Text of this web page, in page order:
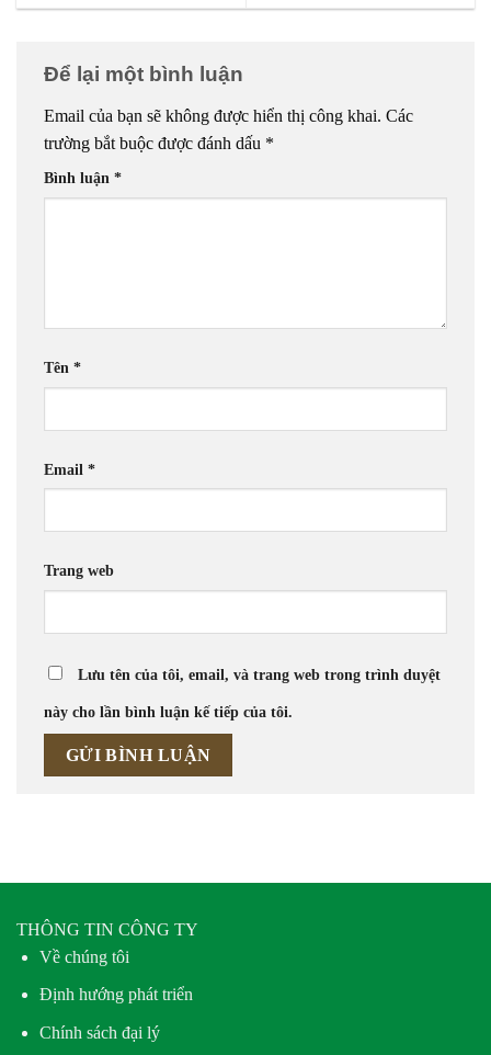
Để lại một bình luận
Email của bạn sẽ không được hiển thị công khai. Các
trường bắt buộc được đánh dấu *
Bình luận *
Tên *
Email *
Trang web
Lưu tên của tôi, email, và trang web trong trình duyệt
này cho lần bình luận kế tiếp của tôi.
THÔNG TIN CÔNG TY
Về chúng tôi
Định hướng phát triển
Chính sách đại lý